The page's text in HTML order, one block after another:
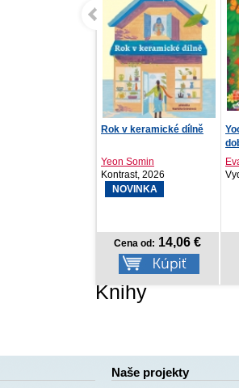
Yoopyho lesné
Eva Barnišinová
Vydavateľstvo T..., 2026
Cena od: 5,18 €
Knihy
Naše projekty